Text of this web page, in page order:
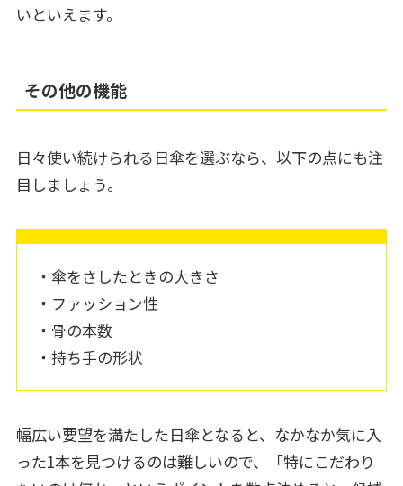
いといえます。
その他の機能
日々使い続けられる日傘を選ぶなら、以下の点にも注
目しましょう。
・傘をさしたときの大きさ
・ファッション性
・骨の本数
・持ち手の形状
幅広い要望を満たした日傘となると、なかなか気に入
った1本を見つけるのは難しいので、「特にこだわり